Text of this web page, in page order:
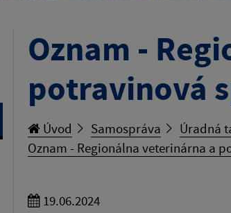
Oznam -
potravinová
Úvod Samospráva
Úradná
Oznam - Regionálna veterinárna a
19.06.2024